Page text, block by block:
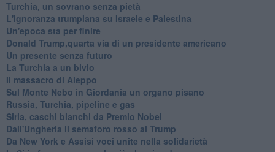
Turchia, un sovrano senza pietà
L'ignoranza trumpiana su Israele e Palestina
Un'epoca sta per finire
Donald Trump,quarta via di un presidente americano
Un presente senza futuro
La Turchia a un bivio
Il massacro di Aleppo
Sul Monte Nebo in Giordania un organo pisano
Russia, Turchia, pipeline e gas
Siria, caschi bianchi da Premio Nobel
Dall'Ungheria il semaforo rosso ai Trump
Da New York e Assisi voci unite nella solidarietà